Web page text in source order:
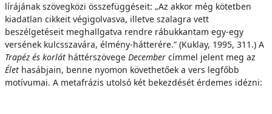
lírájának szövegközi összefüggéseit: „Az akkor még kötetben
kiadatlan cikkeit végigolvasva, illetve szalagra vett
beszélgetéseit meghallgatva rendre rábukkantam egy-egy
versének kulcsszavára, élmény-hátterére.” (Kuklay, 1995, 311.) A
Trapéz és korlát háttérszövege December címmel jelent meg az
Élet hasábjain, benne nyomon követhetőek a vers legfőbb
motívumai. A metafrázis utolsó két bekezdését érdemes idézni: